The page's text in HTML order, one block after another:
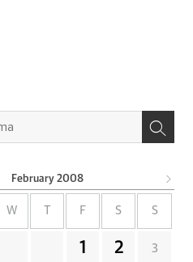
February 2008
W F S S
1 2 3